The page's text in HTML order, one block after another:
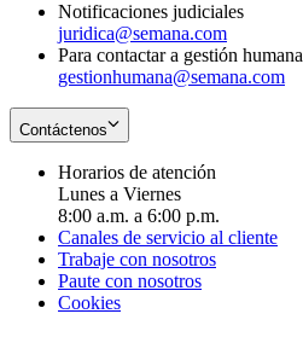
Notificaciones judiciales
juridica@semana.com
Para contactar a gestión humana
gestionhumana@semana.com
Contáctenos
Horarios de atención
Lunes a Viernes
8:00 a.m. a 6:00 p.m.
Canales de servicio al cliente
Trabaje con nosotros
Paute con nosotros
Cookies